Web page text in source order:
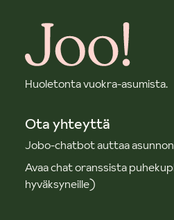
Huoletonta vuokra-asumista.
Ota yhteyttä
Jobo-chatbot auttaa
Avaa chat oranssista
hyväksyneille)